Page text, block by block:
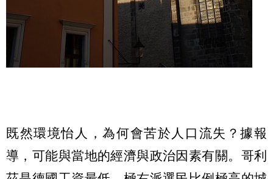
既然環境怡人，為何會苦於人口流失？據報
導，可能與當地的經濟與政治因素有關。 哥利